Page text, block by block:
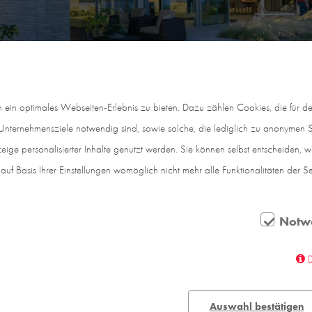
auf einem sechs Meter hohen Hochdeich,
im Vorgarten – was sich liest wie eine Wunschliste
verständlich, dass sich die Bauherren ein
optimales Webseiten-Erlebnis zu bieten. Dazu zählen Cookies, die für
notwendig sind, sowie solche, die lediglich zu anonymen
personalisierter Inhalte genutzt werden. Sie können selbst entscheiden,
Basis Ihrer Einstellungen womöglich nicht mehr alle Funktionalitäten der
Auswahl bestätigen